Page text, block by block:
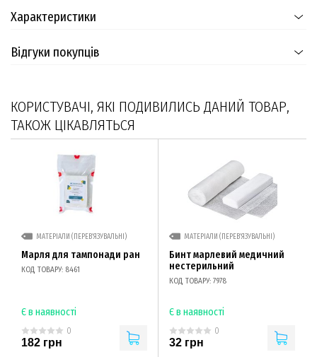
Характеристики
Відгуки покупців
КОРИСТУВАЧІ, ЯКІ ПОДИВИЛИСЬ ДАНИЙ ТОВАР,
ТАКОЖ ЦІКАВЛЯТЬСЯ
МАТЕРІАЛИ (ПЕРЕВ’ЯЗУВАЛЬНІ)
Марля для тампонади ран
КОД ТОВАРУ: 8461
Є в наявності
0
182 грн
МАТЕРІАЛИ (ПЕРЕВ’ЯЗУВАЛЬНІ)
Бинт марлевий медичний
нестерильний
КОД ТОВАРУ: 7978
Є в наявності
0
32 грн